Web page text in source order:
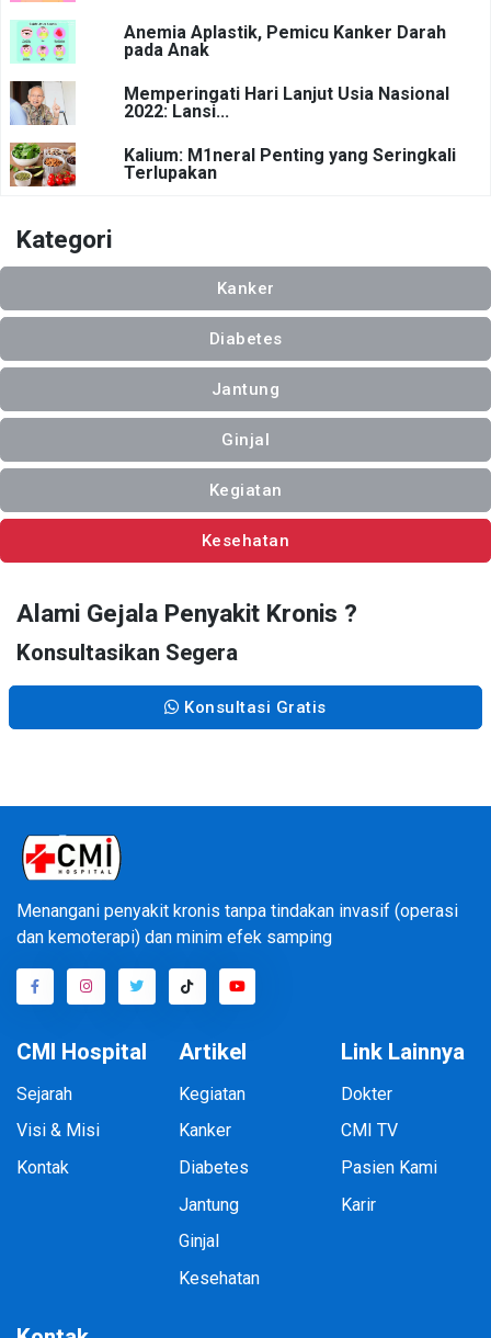
Anemia Aplastik, Pemicu Kanker Darah
pada Anak
Memperingati Hari Lanjut Usia Nasional
2022: Lansi...
Kalium: M1neral Penting yang Seringkali
Terlupakan
Kategori
Kanker
Diabetes
Jantung
Ginjal
Kegiatan
Kesehatan
Alami Gejala Penyakit Kronis ?
Konsultasikan Segera
Konsultasi Gratis
Menangani penyakit kronis tanpa tindakan invasif (operasi
dan kemoterapi) dan minim efek samping
CMI Hospital
Sejarah
Visi & Misi
Kontak
Artikel
Kegiatan
Kanker
Diabetes
Jantung
Ginjal
Kesehatan
Link Lainnya
Dokter
CMI TV
Pasien Kami
Karir